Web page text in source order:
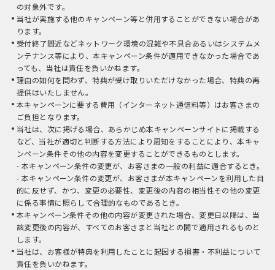
の対象外です。
当社が実施する他のキャンペーン等と併用することができない場合があ
ります。
受付終了間近などネットワーク環境の混雑や不具合あるいはシステムメ
ンテナンス等により、本キャンペーン条件が適用できなかった場合であ
っても、当社は責任を負いかねます。
理由の如何を問わず、特典が受け取りいただけなかった場合、特典の再
提供はいたしません。
本キャンペーンに要する費用（インターネット通信料等）はお客さまの
ご負担となります。
当社は、次に掲げる場合、あらかじめ本キャンペーンサイトに掲載する
など、当社が適切と判断する方法により周知をすることにより、本キャ
ンペーン条件その他の内容を変更することができるものとします。
- 本キャンペーン条件の変更が、お客さまの一般の利益に適合するとき。
- 本キャンペーン条件の変更が、お客さまが本キャンペーンを利用した目
的に反せず、かつ、変更の必要性、変更後の内容の相当性その他の変更
に係る事情に照らして合理的なものであるとき。
本キャンペーン条件その他の内容が変更された場合、変更日以降は、当
該変更後の内容が、すべてのお客さまと当社との間で適用されるものと
します。
当社は、お客様が特典を利用したことに起因する損害・不利益について
責任を負いかねます。